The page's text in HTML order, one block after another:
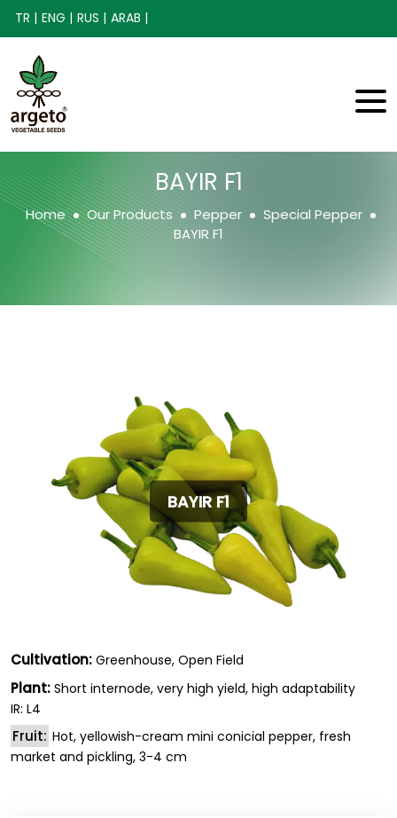
TR | ENG | RUS | ARAB |
BAYIR F1
Home Our Products Pepper
Special Pepper
BAYIR F1
BAYIR F1
Cultivation: Greenhouse, Open Field
Plant: Short internode, very high yield, high adaptability
IR: L4
Fruit: Hot, yellowish-cream mini conicial pepper, fresh
market and pickling, 3-4 cm